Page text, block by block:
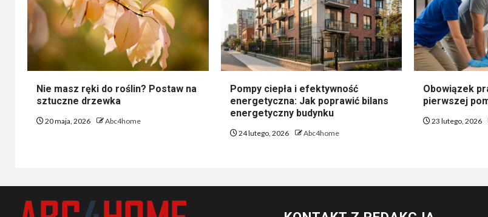
Nie masz ręki do roślin? Postaw na
sztuczne drzewka
20 maja, 2026 Abc4home
Pompy ciepła i efektywność
energetyczna: Jak poprawić bilans
energetyczny budynku
24 lutego, 2026 Abc4home
Obowiązek
pierwszej
23 lutego, 2026